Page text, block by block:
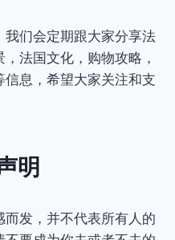
们会定期跟大家分享法
法国文化，购物攻略，
息，希望大家关注和支
明
发，并不代表所有人的